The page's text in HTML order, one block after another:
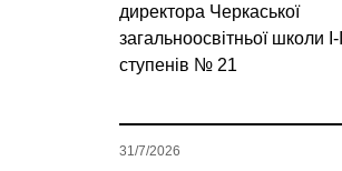
директора Черкаської
загальноосвітньої школи І-ІІІ
ступенів № 21
31/7/2026